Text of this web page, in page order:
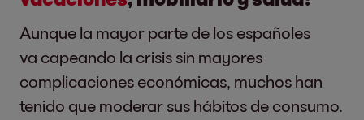
Aunque la mayor parte de los españoles
va capeando la crisis sin mayores
complicaciones económicas, muchos han
tenido que moderar sus hábitos de consumo.